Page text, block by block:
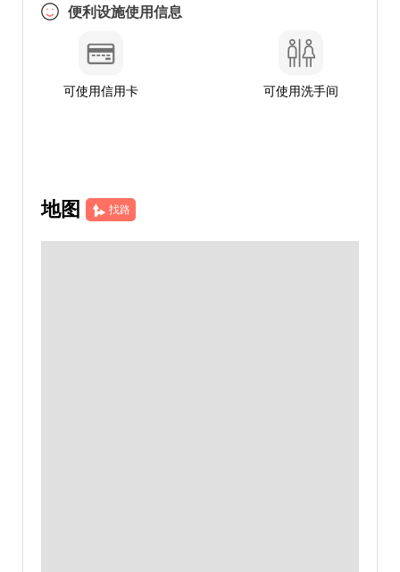
便利设施使用信息
可使用信用卡 可使用洗手间
地图 找路